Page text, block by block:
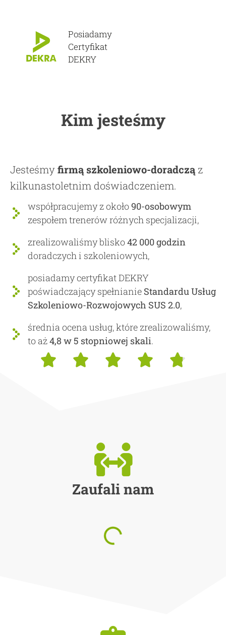
Kim jesteśmy
Jesteśmyfirmą szkoleniowo-doradczą z
kilkunastoletnim doświadczeniem.
współpracujemy z około90-osobowym
zespołem trenerów różnych specjalizacji,
zrealizowaliśmy blisko42 000 godzin
doradczych i szkoleniowych,
posiadamy certyfikat DEKRY
poświadczający spełnianie Standardu Usług
Szkoleniowo-Rozwojowych SUS 2.0,
średnia ocena usług, które zrealizowaliśmy,
to aż4,8 w 5 stopniowej skali.
    
Posiadamy
Certyfikat
DEKRY
Zaufali nam